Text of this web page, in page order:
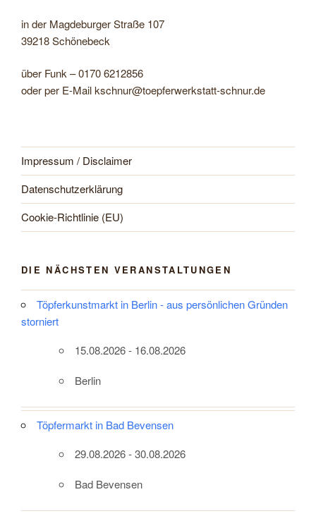
in der Magdeburger Straße 107
39218 Schönebeck
über Funk – 0170 6212856
oder per E-Mail kschnur@toepferwerkstatt-schnur.de
Impressum / Disclaimer
Datenschutzerklärung
Cookie-Richtlinie (EU)
DIE NÄCHSTEN VERANSTALTUNGEN
Töpferkunstmarkt in Berlin - aus persönlichen Gründen
storniert
15.08.2026 - 16.08.2026
Berlin
Töpfermarkt in Bad Bevensen
29.08.2026 - 30.08.2026
Bad Bevensen